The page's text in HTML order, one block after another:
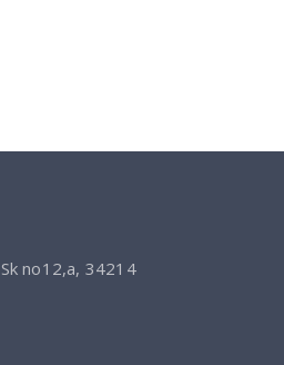
no12,a, 34214